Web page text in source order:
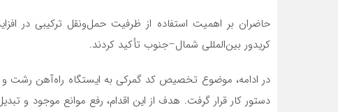
حاضران بر اهمیت استفاده از ظرفیت حمل‌ونقل ترکیبی در
کریدور بین‌المللی شمال–جنوب تأکید کردند.
در ادامه، موضوع تخصیص کد گمرکی به ایستگاه راه‌آهن رشت و
دستور کار قرار گرفت. هدف از این اقدام، رفع موانع موجود و